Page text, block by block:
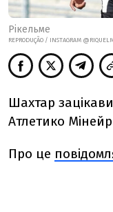
Рікельме
REPRODUÇÃO / INSTAGRAM
Шахтар
Атлетико
Про це